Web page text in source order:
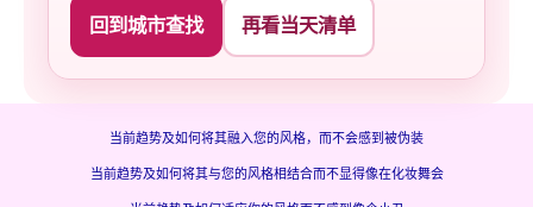
回到城市查找 再看当天清单
当前趋势及如何将其融入您的风格，而不会感到被伪装
当前趋势及如何将其与您的风格相结合而不显得像在化妆舞会